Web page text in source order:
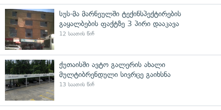
სუს-მა მარნეულში ტექინსპექტირების
გაყალბების ფაქტზე 3 პირი დააკავა
12 საათის წინ
ქუთაისში ავტო გალერის ახალი
მულტიბრენდული სივრცე გაიხსნა
13 საათის წინ